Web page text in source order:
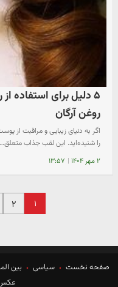
۵ دلیل برای استفاده
روغن آرگان
اگر به دنیای زیبایی و مراقبت از
را شنیده‌اید. این لقب جذاب متعلق…
۲ مهر ۱۴۰۴ | ۱۳:۵۷
۱ ۲
صفحه نخست سیاسی بین